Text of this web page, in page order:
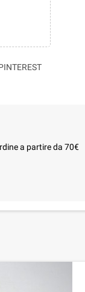
a partire da 70€